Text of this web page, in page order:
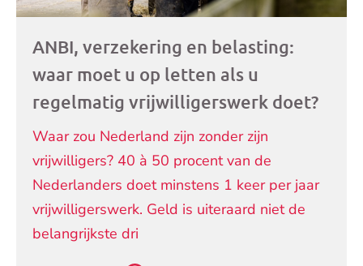
ANBI, verzekering en belasting:
waar moet u op letten als u
regelmatig vrijwilligerswerk doet?
Waar zou Nederland zijn zonder zijn
vrijwilligers? 40 à 50 procent van de
Nederlanders doet minstens 1 keer per jaar
vrijwilligerswerk. Geld is uiteraard niet de
belangrijkste dri